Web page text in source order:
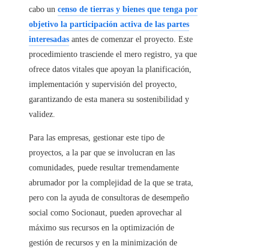
cabo un censo de tierras y bienes que tenga por
objetivo la participación activa de las partes
interesadas antes de comenzar el proyecto. Este
procedimiento trasciende el mero registro, ya que
ofrece datos vitales que apoyan la planificación,
implementación y supervisión del proyecto,
garantizando de esta manera su sostenibilidad y
validez.
Para las empresas, gestionar este tipo de
proyectos, a la par que se involucran en las
comunidades, puede resultar tremendamente
abrumador por la complejidad de la que se trata,
pero con la ayuda de consultoras de desempeño
social como Socionaut, pueden aprovechar al
máximo sus recursos en la optimización de
gestión de recursos y en la minimización de